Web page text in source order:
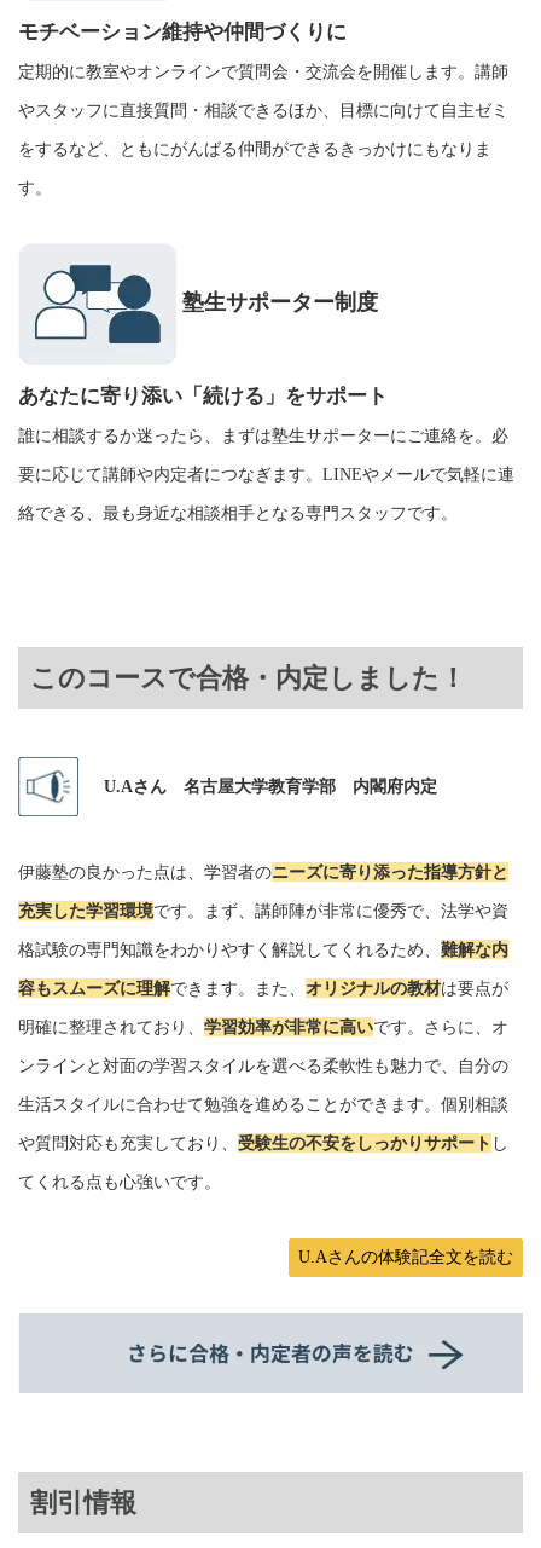
モチベーション維持や仲間づくりに
定期的に教室やオンラインで質問会・交流会を開催します。講師
やスタッフに直接質問・相談できるほか、目標に向けて自主ゼミ
をするなど、ともにがんばる仲間ができるきっかけにもなりま
す。
塾生サポーター制度
あなたに寄り添い「続ける」をサポート
誰に相談するか迷ったら、まずは塾生サポーターにご連絡を。必
要に応じて講師や内定者につなぎます。LINEやメールで気軽に連
絡できる、最も身近な相談相手となる専門スタッフです。
このコースで合格・内定しました！
U.Aさん 名古屋大学教育学部 内閣府内定
伊藤塾の良かった点は、学習者のニーズに寄り添った指導方針と
充実した学習環境です。まず、講師陣が非常に優秀で、法学や資
格試験の専門知識をわかりやすく解説してくれるため、 難解な内
容もスムーズに理解できます。また、 オリジナルの教材は要点が
明確に整理されており、 学習効率が非常に高いです。さらに、オ
ンラインと対面の学習スタイルを選べる柔軟性も魅力で、自分の
生活スタイルに合わせて勉強を進めることができます。個別相談
や質問対応も充実しており、 受験生の不安をしっかりサポート し
てくれる点も心強いです。
U.Aさんの体験記全文を読む
割引情報